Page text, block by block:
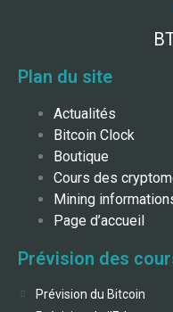
Plan du site
Actualités
Bitcoin Clock
Boutique
Cours des
Mining
Page d’accueil
Prévision des
Prévision du Bitcoin